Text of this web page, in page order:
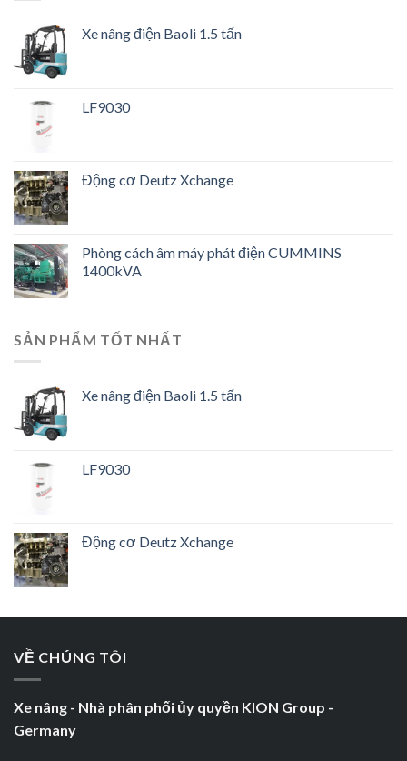
Xe nâng điện Baoli 1.5 tấn
LF9030
Động cơ Deutz Xchange
Phòng cách âm máy phát điện CUMMINS
1400kVA
SẢN PHẨM TỐT NHẤT
Xe nâng điện Baoli 1.5 tấn
LF9030
Động cơ Deutz Xchange
VỀ CHÚNG TÔI
Xe nâng - Nhà phân phối ủy quyền KION Group -
Germany